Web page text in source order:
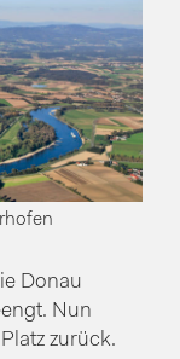
Donau
Nun
zurück.